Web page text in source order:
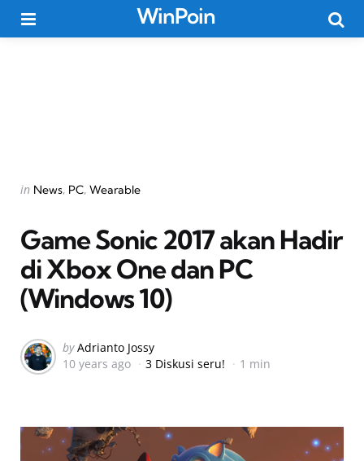
WinPoin
Categories
Posted
in News PC Wearable
Game Sonic 2017 akan Hadir
di Xbox One dan PC
(Windows 10)
Posted
by
by Adrianto Jossy
10 years ago
3 Diskusi seru! 1 min